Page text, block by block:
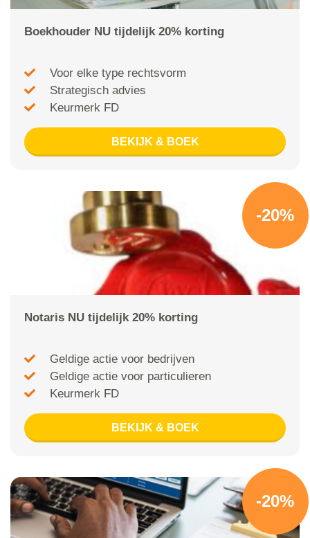
Boekhouder NU tijdelijk 20% korting
Voor elke type rechtsvorm
Strategisch advies
Keurmerk FD
BEKIJK & BOEK
-20%
Notaris NU tijdelijk 20% korting
Geldige actie voor bedrijven
Geldige actie voor particulieren
Keurmerk FD
BEKIJK & BOEK
-20%